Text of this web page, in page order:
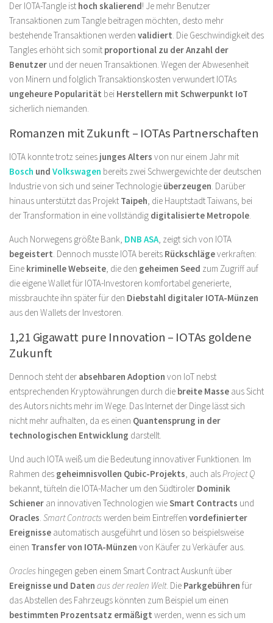
Der IOTA-Tangle ist hoch skalierend! Je mehr Benutzer
Transaktionen zum Tangle beitragen möchten, desto mehr
bestehende Transaktionen werden validiert. Die Geschwindigkeit des
Tangles erhöht sich somit proportional zu der Anzahl der
Benutzer und der neuen Transaktionen. Wegen der Abwesenheit
von Minern und folglich Transaktionskosten verwundert IOTAs
ungeheure Popularität bei Herstellern mit Schwerpunkt IoT
sicherlich niemanden.
Romanzen mit Zukunft – IOTAs Partnerschaften
IOTA konnte trotz seines junges Alters von nur einem Jahr mit
Bosch und Volkswagen bereits zwei Schwergewichte der deutschen
Industrie von sich und seiner Technologie überzeugen. Darüber
hinaus unterstützt das Projekt Taipeh, die Hauptstadt Taiwans, bei
der Transformation in eine vollständig digitalisierte Metropole.
Auch Norwegens größte Bank, DNB ASA, zeigt sich von IOTA
begeistert. Dennoch musste IOTA bereits Rückschlägeverkraften:
Eine kriminelle Webseite, die den geheimen Seed zum Zugriff auf
die eigene Wallet für IOTA-Investoren komfortabel generierte,
missbrauchte ihn später für den Diebstahl digitaler IOTA-Münzen
aus den Wallets der Investoren.
1,21 Gigawatt pure Innovation – IOTAs goldene
Zukunft
Dennoch steht der absehbaren Adoption von IoT nebst
entsprechenden Kryptowährungen durch die breite Masse aus Sicht
des Autors nichts mehr im Wege. Das Internet der Dinge lässt sich
nicht mehr aufhalten, da es einen Quantensprung in der
technologischen Entwicklung darstellt.
Und auch IOTA weiß um die Bedeutung innovativer Funktionen. Im
Rahmen des geheimnisvollen Qubic-Projekts, auch alsProject Q
bekannt, tüfteln die IOTA-Macher um den Südtiroler Dominik
Schiener an innovativen Technologien wieSmart Contracts und
Oracles. Smart Contracts werden beim Eintreffen vordefinierter
Ereignisse automatisch ausgeführt und lösen so beispielsweise
einen Transfer von IOTA-Münzen von Käufer zu Verkäufer aus.
Oracles hingegen geben einem Smart Contract Auskunft über
Ereignisse und Daten aus der realen Welt. Die Parkgebühren für
das Abstellen des Fahrzeugs könnten zum Beispiel um einen
bestimmten Prozentsatz ermäßigt werden, wenn es sich um